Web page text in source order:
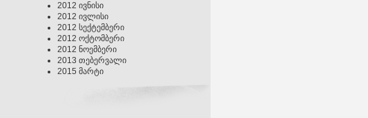
2012 ივნისი
2012 ივლისი
2012 სექტემბერი
2012 ოქტომბერი
2012 ნოემბერი
2013 თებერვალი
2015 მარტი